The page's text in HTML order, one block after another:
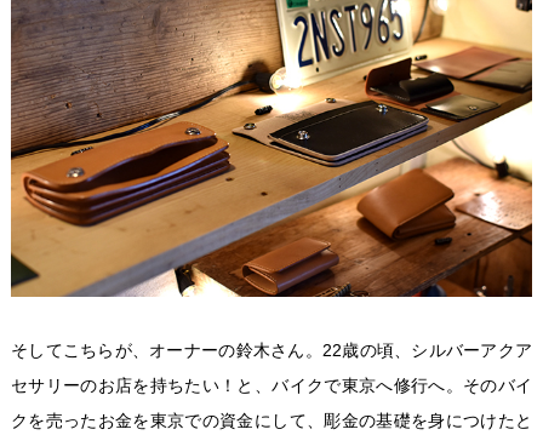
そしてこちらが、オーナーの鈴木さん。22歳の頃、シルバーアクア
セサリーのお店を持ちたい！と、バイクで東京へ修行へ。そのバイ
クを売ったお金を東京での資金にして、彫金の基礎を身につけたと